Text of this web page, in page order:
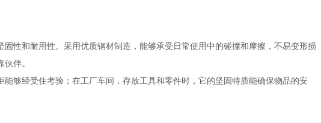
性和耐用性。采用优质钢材制造，能够承受日常使用中的碰撞和摩擦，不易变形损
伴。
够经受住考验；在工厂车间，存放工具和零件时，它的坚固特质能确保物品的安